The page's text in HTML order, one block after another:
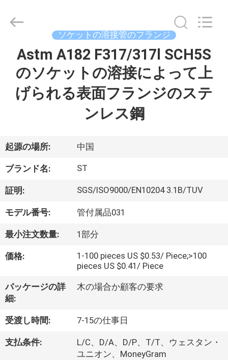
品
ビ
デ
オ
VR
シ
ョ
ー
Hebei
Shengtian
Developed
ソケットの溶接管のフランジ
Astm A182 F317/317l SCH5S
のソケットの溶接によって上
げられる表面フランジのステ
ンレス鋼
起源の場所: 中国
ブランド名: ST
証明: SGS/ISO9000/EN10204 3.1B/TUV
モデル番号: 管付属品031
最小注文数量: 1部分
価格:
1-100 pieces US $0.53/ Piece;>100
pieces US $0.41/ Piece
パッケージの詳
細:
木の場合か顧客の要求
受渡し時間: 7-15の仕事日
支払条件:
L/C、D/A、D/P、T/T、ウェスタン・
ユニオン、MoneyGram